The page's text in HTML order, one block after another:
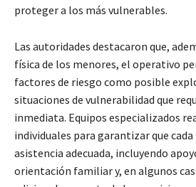
proteger a los más vulnerables.
Las autoridades destacaron que,
física de los menores, el operativo
factores de riesgo como posible
situaciones de vulnerabilidad que
inmediata. Equipos especializados
individuales para garantizar que
asistencia adecuada, incluyendo
orientación familiar y, en algunos